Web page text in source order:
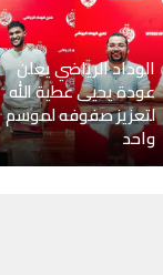
الوداد الرياضي يعلن
عودة يحيى عطية الله
لتعزيز صفوفه لموسم
واحد